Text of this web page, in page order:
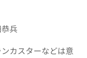
兵
カスターなどは意